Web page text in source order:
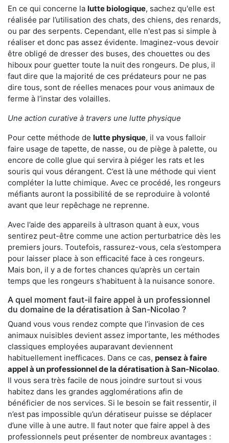
En ce qui concerne la lutte biologique, sachez qu'elle est
réalisée par l’utilisation des chats, des chiens, des renards,
ou par des serpents. Cependant, elle n'est pas si simple à
réaliser et donc pas assez évidente. Imaginez-vous devoir
être obligé de dresser des buses, des chouettes ou des
hiboux pour guetter toute la nuit des rongeurs. De plus, il
faut dire que la majorité de ces prédateurs pour ne pas
dire tous, sont de réelles menaces pour vous animaux de
ferme à l’instar des volailles.
Une action curative à travers une lutte physique
Pour cette méthode de lutte physique, il va vous falloir
faire usage de tapette, de nasse, ou de piège à palette, ou
encore de colle glue qui servira à piéger les rats et les
souris qui vous dérangent. C’est là une méthode qui vient
compléter la lutte chimique. Avec ce procédé, les rongeurs
méfiants auront la possibilité de se reproduire à volonté
avant que leur repêchage ne reprenne.
Avec l’aide des appareils à ultrason quant à eux, vous
sentirez peut-être comme une action perturbatrice dès les
premiers jours. Toutefois, rassurez-vous, cela s’estompera
pour laisser place à son efficacité face à ces rongeurs.
Mais bon, il y a de fortes chances qu’après un certain
temps que les rongeurs s’habituent à la nuisance sonore.
A quel moment faut-il faire appel à un professionnel
du domaine de la dératisation à San-Nicolao ?
Quand vous vous rendez compte que l’invasion de ces
animaux nuisibles devient assez importante, les méthodes
classiques employées auparavant deviennent
habituellement inefficaces. Dans ce cas, pensez à faire
appel à un professionnel de la dératisation à San-Nicolao.
Il vous sera très facile de nous joindre surtout si vous
habitez dans les grandes agglomérations afin de
bénéficier de nos services. Si le besoin se fait ressentir, il
n’est pas impossible qu’un dératiseur puisse se déplacer
d’une ville à une autre. Il faut noter que faire appel à des
professionnels peut présenter de nombreux avantages :